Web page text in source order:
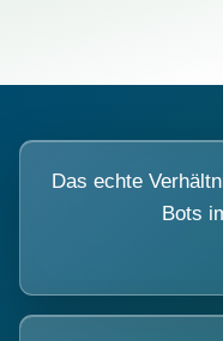
Das echte
Bots